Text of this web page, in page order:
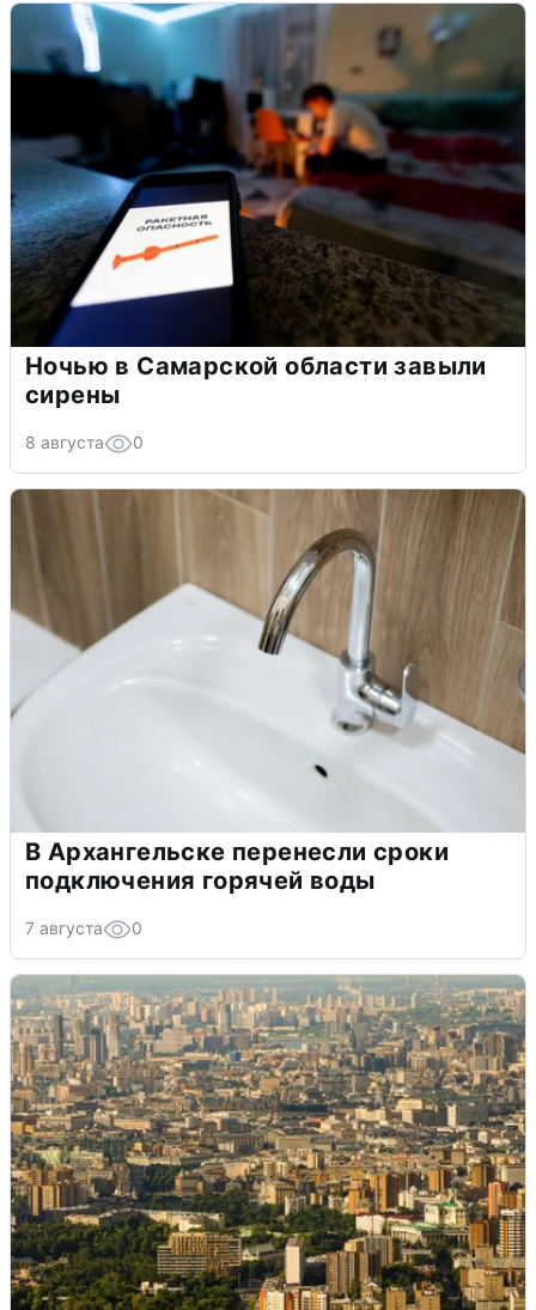
Ночью в Самарской области завыли
сирены
8 августа 0
В Архангельске перенесли сроки
подключения горячей воды
7 августа 0